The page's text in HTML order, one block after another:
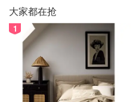
大家都在抢
1